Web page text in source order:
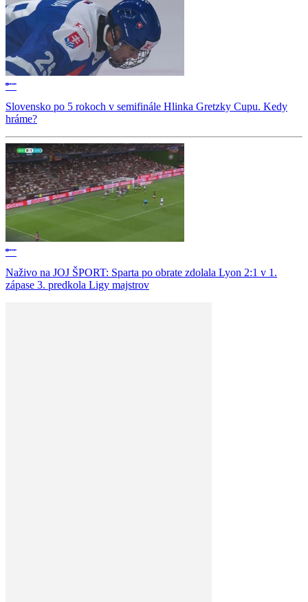
Slovensko po 5 rokoch v semifinále Hlinka Gretzky Cupu. Kedy
hráme?
Naživo na JOJ ŠPORT: Sparta po obrate zdolala Lyon 2:1 v 1.
zápase 3. predkola Ligy majstrov